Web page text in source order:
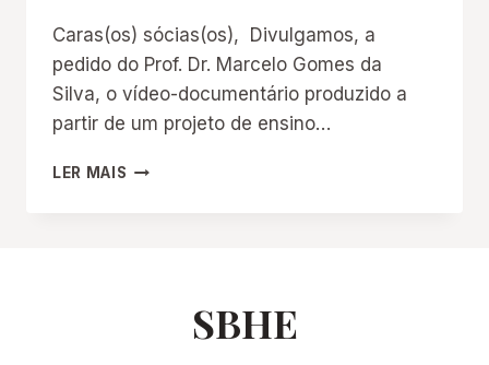
Caras(os) sócias(os), Divulgamos, a
pedido do Prof. Dr. Marcelo Gomes da
Silva, o vídeo-documentário produzido a
partir de um projeto de ensino…
LER MAIS DOCUMENTÁRIO
SBHE